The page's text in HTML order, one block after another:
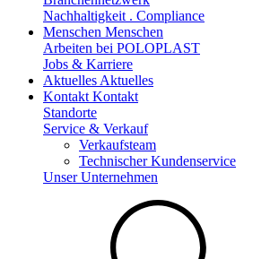
Nachhaltigkeit . Compliance
Menschen Menschen
Arbeiten bei POLOPLAST
Jobs & Karriere
Aktuelles Aktuelles
Kontakt Kontakt
Standorte
Service & Verkauf
Verkaufsteam
Technischer Kundenservice
Unser Unternehmen